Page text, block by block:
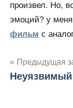
произвел. Но,
эмоций? у
фильм с
Предыдущая